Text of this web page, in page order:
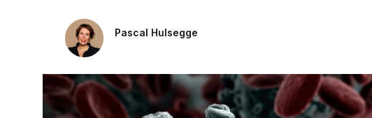
Taal:
Pascal Hulsegge